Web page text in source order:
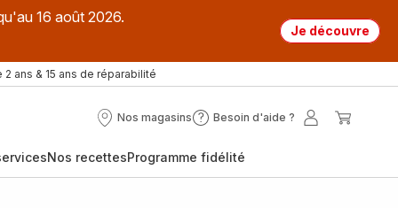
16 août 2026.
Je découvre
2 ans & 15 ans de réparabilité
Nos magasins
Nos
Besoin d'aide ?
Besoin
?
Mon
Nos recettesProgramme fidélité